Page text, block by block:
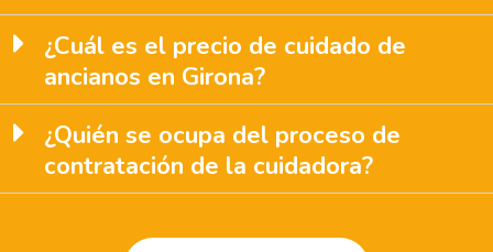
¿Cuál es el precio de cuidado de
ancianos en Girona?
¿Quién se ocupa del proceso de
contratación de la cuidadora?